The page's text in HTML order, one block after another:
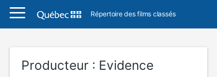
Répertoire des films classés
Producteur : Evidence